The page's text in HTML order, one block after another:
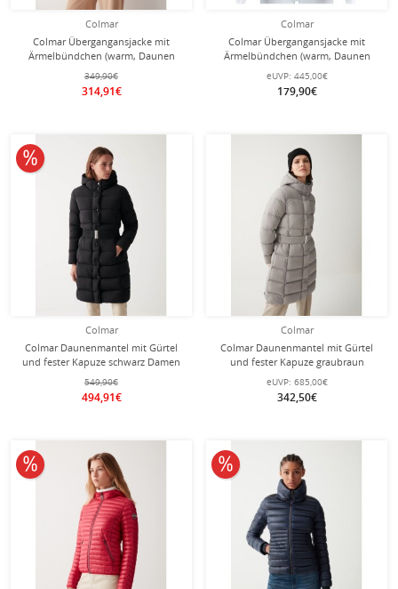
Colmar
Colmar Übergangansjacke mit
Ärmelbündchen (warm, Daunen
Steppjacke, schmale Form) schwarz
Damen
349,90€
314,91€
Colmar
Colmar Übergangansjacke mit
Ärmelbündchen (warm, Daunen
Steppjacke, schmale Form) hellgrau
Damen
eUVP: 445,00€
179,90€
Colmar
Colmar Daunenmantel mit Gürtel
und fester Kapuze schwarz Damen
549,90€
494,91€
10% reduziert
Colmar
Colmar Daunenmantel mit Gürtel
und fester Kapuze graubraun
Damen
eUVP: 685,00€
342,50€
10% reduziert 10% reduziert